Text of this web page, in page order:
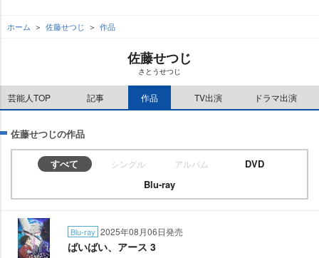
ホーム 佐藤せつじ 作品
佐藤せつじ
さとうせつじ
芸能人TOP 記事 作品 TV出演 ドラマ出演
佐藤せつじの作品
すべて シングル アルバム
DVD
Blu-ray
Blu-ray 2025年08月06日発売
ばいばい、アース 3